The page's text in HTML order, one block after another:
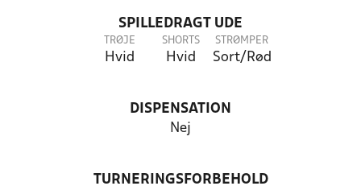
SPILLEDRAGT UDE
TRØJE
Hvid
SHORTS
Hvid
STRØMPER
Sort/Rød
DISPENSATION
Nej
TURNERINGSFORBEHOLD